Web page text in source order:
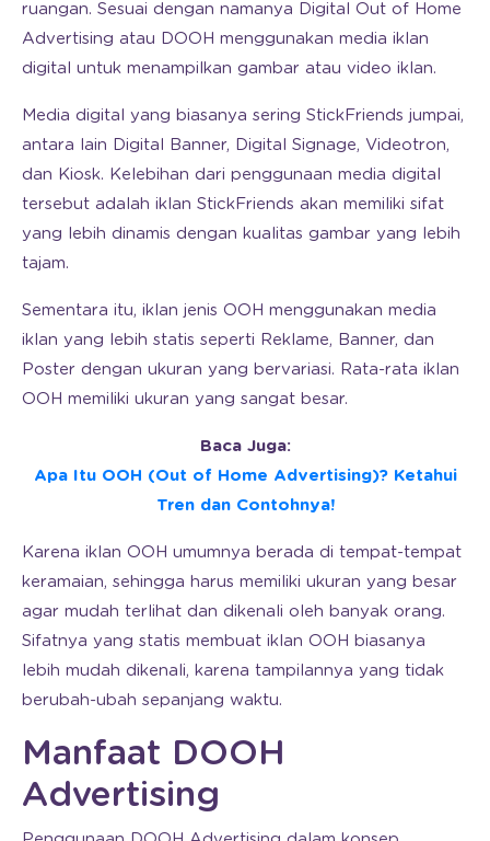
ruangan. Sesuai dengan namanya Digital Out of Home
Advertising atau DOOH menggunakan media iklan
digital untuk menampilkan gambar atau video iklan.
Media digital yang biasanya sering StickFriends jumpai,
antara lain Digital Banner, Digital Signage, Videotron,
dan Kiosk. Kelebihan dari penggunaan media digital
tersebut adalah iklan StickFriends akan memiliki sifat
yang lebih dinamis dengan kualitas gambar yang lebih
tajam.
Sementara itu, iklan jenis OOH menggunakan media
iklan yang lebih statis seperti Reklame, Banner, dan
Poster dengan ukuran yang bervariasi. Rata-rata iklan
OOH memiliki ukuran yang sangat besar.
Baca Juga:
Apa Itu OOH (Out of Home Advertising)? Ketahui
Tren dan Contohnya!
Karena iklan OOH umumnya berada di tempat-tempat
keramaian, sehingga harus memiliki ukuran yang besar
agar mudah terlihat dan dikenali oleh banyak orang.
Sifatnya yang statis membuat iklan OOH biasanya
lebih mudah dikenali, karena tampilannya yang tidak
berubah-ubah sepanjang waktu.
Manfaat DOOH
Advertising